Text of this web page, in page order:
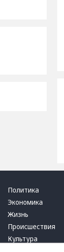
Политика
Экономика
Жизнь
Происшествия
Культура